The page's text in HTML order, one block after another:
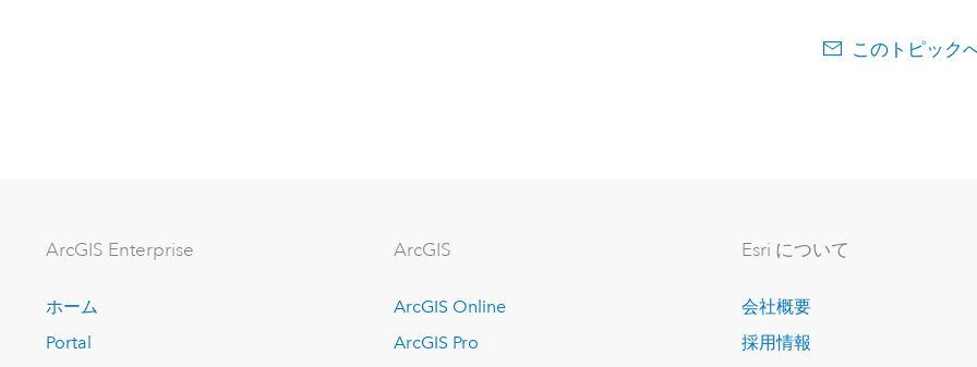
このトピック
ArcGIS Enterprise
ホーム
Portal
ArcGIS
ArcGIS Online
ArcGIS Pro
Esri について
会社概要
採用情報